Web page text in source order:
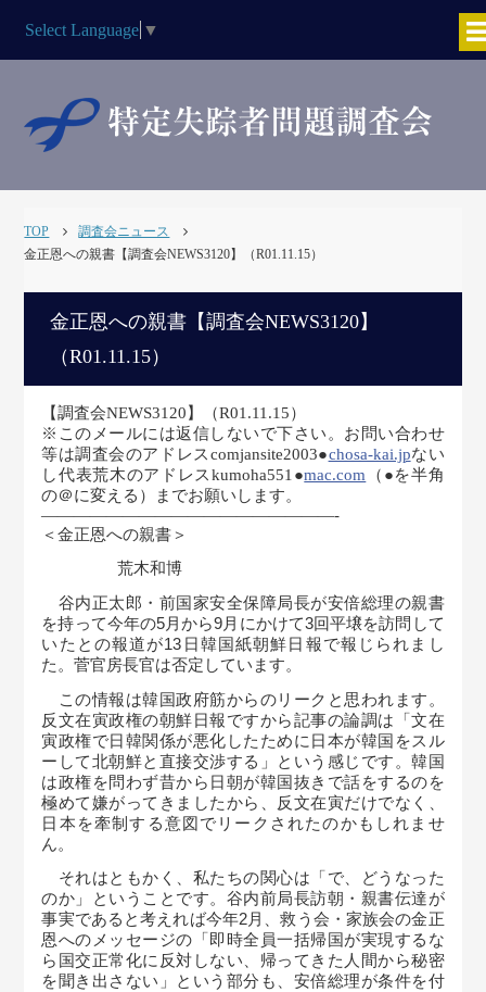
Select Language ▼
TOP
調査会ニュース
金正恩への親書【調査会NEWS3120】（R01.11.15）
金正恩への親書【調査会NEWS3120】
（R01.11.15）
【調査会NEWS3120】（R01.11.15）
※このメールには返信しないで下さい。お問い合わせ
等は調査会のアドレスcomjansite2003●chosa-kai.jpない
し代表荒木のアドレスkumoha551●mac.com （●を半角
の＠に変える）までお願いします。
―――――――――—————————-
＜金正恩への親書＞
荒木和博
谷内正太郎・前国家安全保障局長が安倍総理の親書
を持って今年の5月から9月にかけて3回平壌を訪問して
いたとの報道が13 日韓国紙朝鮮日報で報じられまし
た。菅官房長官は否定しています。
この情報は韓国政府筋からのリークと思われます。
反文在寅政権の朝鮮日報ですから記事の論調は「文在
寅政権で日韓関係が悪化したために日本が韓国をスル
ーして北朝鮮と直接交渉する」という感じです。韓国
は政権を問わず昔から日朝が韓国抜きで話をするのを
極めて嫌がってきましたから、反文在寅だけでなく、
日本を牽制する意図でリークされたのかもしれませ
ん。
それはともかく、私たちの関心は「で、どうなった
のか」ということです。谷内前局長訪朝・親書伝達が
事実であると考えれば今年2月、救う会・家族会の金正
恩へのメッセージの「即時全員一括帰国が実現するな
ら国交正常化に反対しない、帰ってきた人間から秘密
を聞き出さない」という部分も、安倍総理が条件を付